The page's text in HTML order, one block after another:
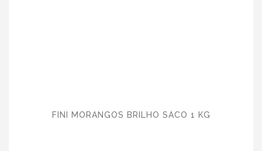
FINI MORANGOS BRILHO SACO 1 KG